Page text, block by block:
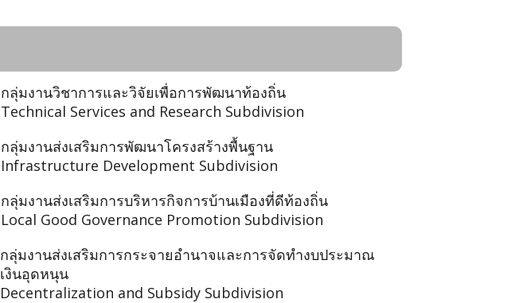
กลุ่มงานวิชาการและวิจัยเพื่อการพัฒนาท้องถิ่น
Technical Services and Research Subdivision
กลุ่มงานส่งเสริมการพัฒนาโครงสร้างพื้นฐาน
Infrastructure Development Subdivision
กลุ่มงานส่งเสริมการบริหารกิจการบ้านเมืองที่ดีท้องถิ่น
Local Good Governance Promotion Subdivision
กลุ่มงานส่งเสริมการกระจายอำนาจและการจัดทำงบประมาณ
เงินอุดหนุน
Decentralization and Subsidy Subdivision